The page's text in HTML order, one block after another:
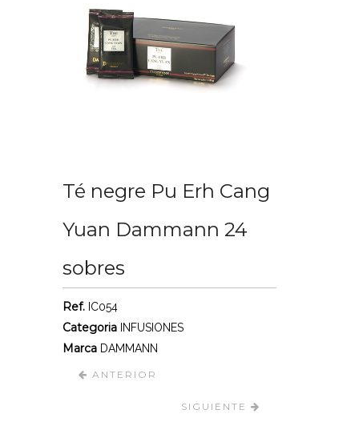
Té negre Pu Erh Cang
Yuan Dammann 24
sobres
Ref. IC054
Categoria INFUSIONES
Marca DAMMANN
ANTERIOR
SIGUIENTE